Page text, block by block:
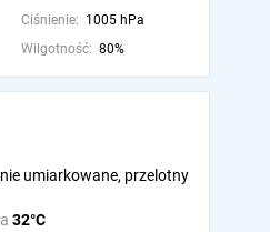
Ciśnienie: 1005 hPa
Wilgotność: 80%
32°C
umiarkowane, przelotny